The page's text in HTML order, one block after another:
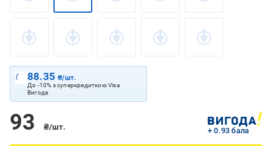
88.35₴/шт.
До -10% з суперкредиткою Visa
Вигода
93 ₴/шт. + 0.93 бала